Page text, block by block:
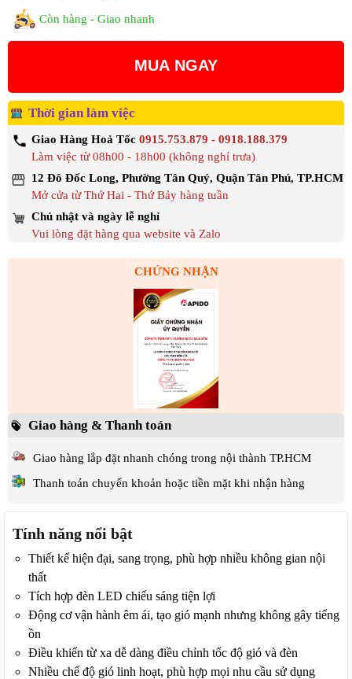
Còn hàng - Giao nhanh
MUA NGAY
Thời gian làm việc
Giao Hàng Hoả Tốc 0915.753.879 - 0918.188.379
Làm việc từ 08h00 - 18h00 (không nghỉ trưa)
12 Đô Đốc Long, Phường Tân Quý, Quận Tân Phú, TP.HCM
Mở cửa từ Thứ Hai - Thứ Bảy hàng tuần
Chủ nhật và ngày lễ nghỉ
Vui lòng đặt hàng qua website và Zalo
CHỨNG NHẬN
Giao hàng & Thanh toán
Giao hàng lắp đặt nhanh chóng trong nội thành TP.HCM
Thanh toán chuyển khoản hoặc tiền mặt khi nhận hàng
Tính năng nổi bật
Thiết kế hiện đại, sang trọng, phù hợp nhiều không gian nội
thất
Tích hợp đèn LED chiếu sáng tiện lợi
Động cơ vận hành êm ái, tạo gió mạnh nhưng không gây tiếng
ồn
Điều khiển từ xa dễ dàng điều chỉnh tốc độ gió và đèn
Nhiều chế độ gió linh hoạt, phù hợp mọi nhu cầu sử dụng